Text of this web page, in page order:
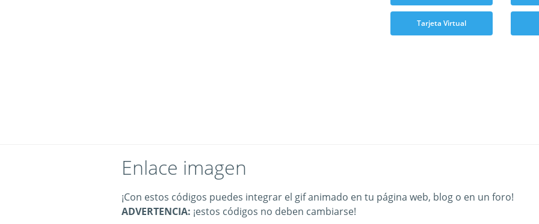
Tarjeta Virtual
Enlace imagen
¡Con estos códigos puedes integrar el gif animado en tu página web, blog o en un foro!
ADVERTENCIA: ¡estos códigos no deben cambiarse!